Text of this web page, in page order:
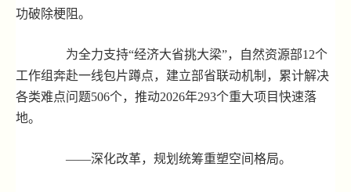
功破除梗阻。
为全力支持“经济大省挑大梁”，自然资源部12个
工作组奔赴一线包片蹲点，建立部省联动机制，累计解决
各类难点问题506个，推动2026年293个重大项目快速落
地。
——深化改革，规划统筹重塑空间格局。